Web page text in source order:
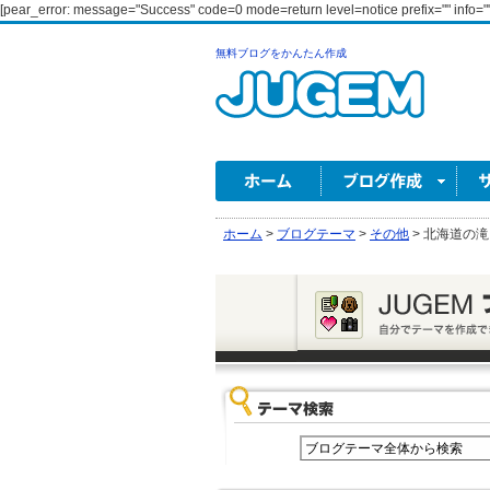
[pear_error: message="Success" code=0 mode=return level=notice prefix=""
無料ブログをかんたん作成
ホーム > ブログテーマ > その他 > 北海道の滝